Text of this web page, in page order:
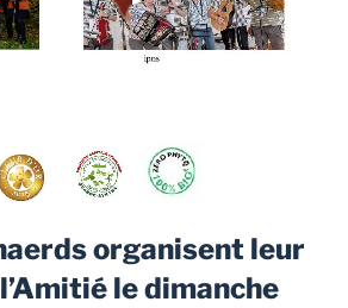
organisent leur
le dimanche